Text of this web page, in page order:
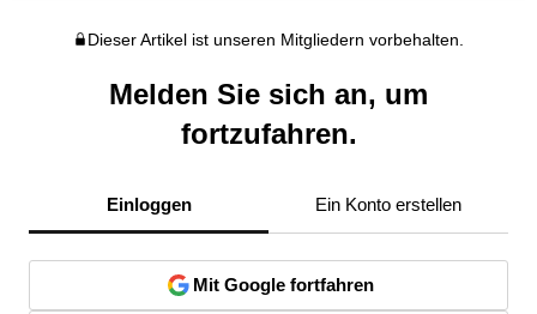
Dieser Artikel ist unseren Mitgliedern vorbehalten.
Melden Sie sich an, um
fortzufahren.
Einloggen Ein Konto erstellen
Mit Google fortfahren